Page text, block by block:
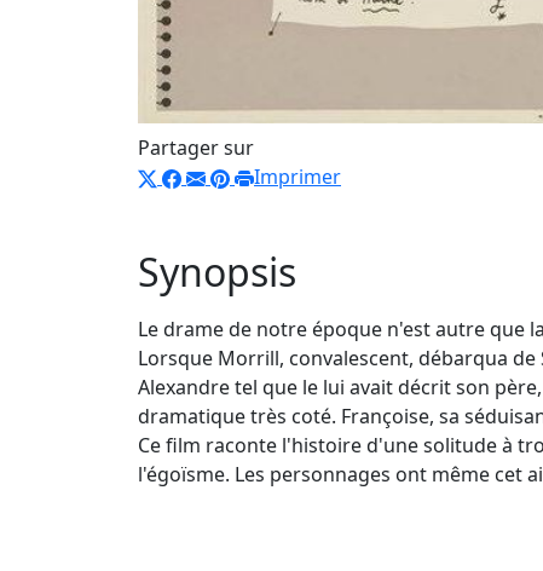
Partager sur
Imprimer
Synopsis
Le drame de notre époque n'est autre que
Lorsque Morrill, convalescent, débarqua
Alexandre tel que le lui avait décrit son
dramatique très coté. Françoise, sa
Ce film raconte l'histoire d'une solitude à
l'égoïsme. Les personnages ont même cet